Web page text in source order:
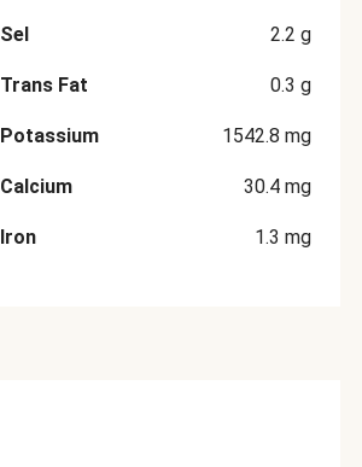
Sel 2.2 g
Trans Fat 0.3 g
Potassium 1542.8 mg
Calcium 30.4 mg
Iron 1.3 mg